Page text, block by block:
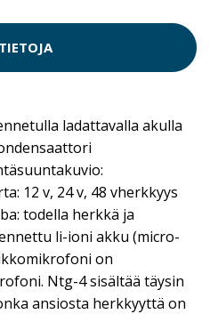
ladattavalla akulla
12 v, 24 v, 48 vherkkyys
todella herkkä ja
li-ioni akku (micro-
on
Ntg-4 sisältää täysin
ansiosta herkkyyttä on